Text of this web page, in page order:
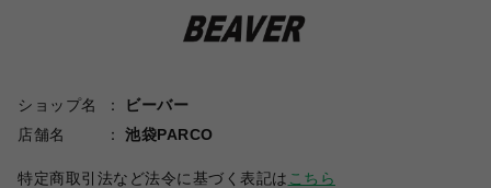
ショップ名
ビーバー
店舗名
池袋PARCO
特定商取引法など法令に基づく表記は こちら